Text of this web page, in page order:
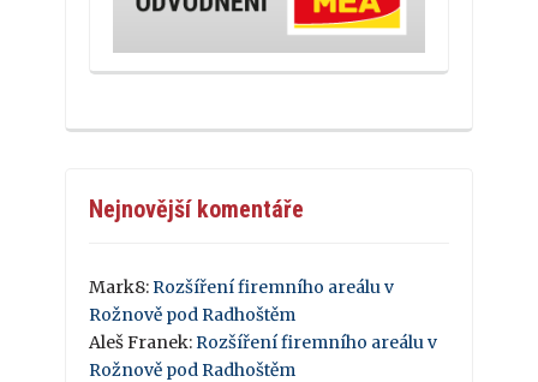
Nejnovější komentáře
Mark8: Rozšíření firemního areálu v
Rožnově pod Radhoštěm
Aleš Franek: Rozšíření firemního areálu v
Rožnově pod Radhoštěm